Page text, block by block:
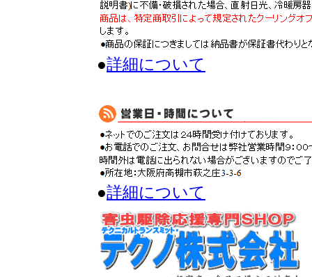
●詳細について
●詳細について